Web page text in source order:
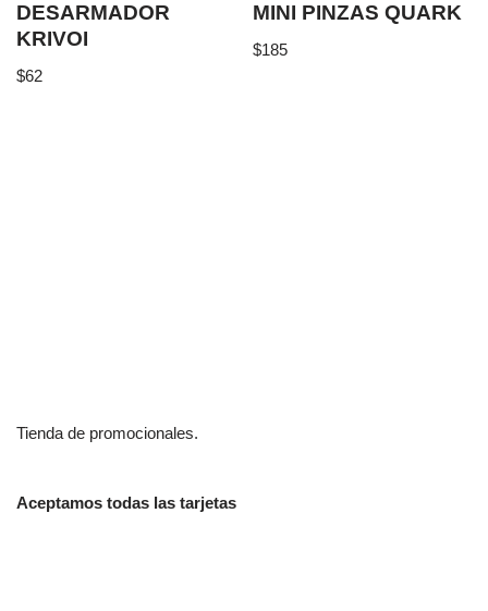
DESARMADOR
KRIVOI
$62
MINI PINZAS QUARK
$185
Tienda de promocionales.
Aceptamos todas las tarjetas